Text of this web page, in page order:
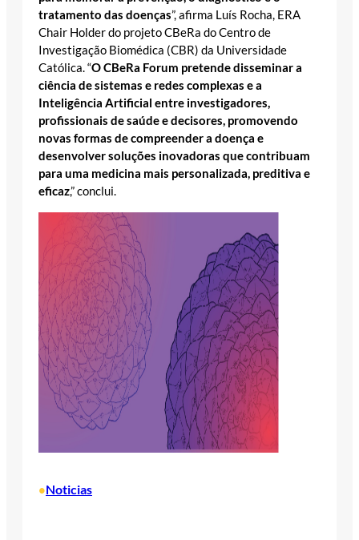
tratamento das doenças”, afirma Luís Rocha, ERA
Chair Holder do projeto CBeRa do Centro de
Investigação Biomédica (CBR) da Universidade
Católica. “O CBeRa Forum pretende disseminar a
ciência de sistemas e redes complexas e a
Inteligência Artificial entre investigadores,
profissionais de saúde e decisores, promovendo
novas formas de compreender a doença e
desenvolver soluções inovadoras que contribuam
para uma medicina mais personalizada, preditiva e
eficaz,” conclui.
•Noticias